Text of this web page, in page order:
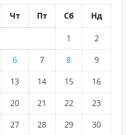
Чт Пт Сб Нд
1
2
6 7 8
9
13 14 15
16
20 21 22
23
27 28 29
30